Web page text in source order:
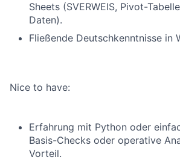
Sheets (SVERWEIS, Pivot-
Daten).
Fließende Deutschkenntnisse in
Nice to have:
Erfahrung mit Python oder
Basis-Checks oder operative
Vorteil.